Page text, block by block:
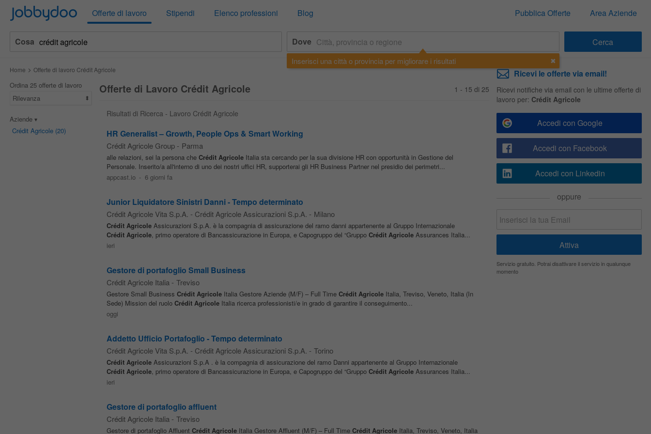
Jobbydoo Offerte di lavoro Stipendi Elenco professioni Blog Pubblica Offerte Area Aziende
Cosa Dove
Inserisci una città o provincia per migliorare i risultati
Home Offerte di lavoro Crédit Agricole
Ordina 25 offerte di lavoro
Rilevanza
Aziende
Crédit Agricole(20)
Offerte di Lavoro Crédit Agricole 1 - 15 di 25
Risultati di Ricerca - Lavoro Crédit Agricole
HR Generalist – Growth, People Ops & Smart Working
Crédit Agricole Group - Parma
alle relazioni, sei la persona che Crédit AgricoleItalia sta cercando per la sua divisione HR con opportunità in Gestione del
Personale. Inserito/a all'interno di uno dei nostri uffici HR, supporterai gli HR Business Partner nel presidio dei perimetri...
appcast.io - 6 giorni fa
Junior Liquidatore Sinistri Danni - Tempo determinato
Crédit Agricole Vita S.p.A. - Crédit Agricole Assicurazioni S.p.A. - Milano
Crédit AgricoleAssicurazioni S.p.A. è la compagnia di assicurazione del ramo danni appartenente al Gruppo Internazionale
Crédit Agricole, primo operatore di Bancassicurazione in Europa, e Capogruppo del “Gruppo Crédit AgricoleAssurances Italia...
ieri
Gestore di portafoglio Small Business
Crédit Agricole Italia - Treviso
Gestore Small Business Crédit AgricoleItalia Gestore Aziende (M/F) – Full Time Crédit AgricoleItalia, Treviso, Veneto, Italia (In
Sede) Mission del ruolo Crédit AgricoleItalia ricerca professionisti/e in grado di garantire il conseguimento...
oggi
Addetto Ufficio Portafoglio - Tempo determinato
Crédit Agricole Vita S.p.A. - Crédit Agricole Assicurazioni S.p.A. - Torino
Crédit AgricoleAssicurazioni S.p.A . è la compagnia di assicurazione del ramo Danni appartenente al Gruppo Internazionale
Crédit Agricole, primo operatore di Bancassicurazione in Europa, e Capogruppo del “Gruppo Crédit AgricoleAssurances Italia...
ieri
Gestore di portafoglio affluent
Crédit Agricole Italia - Treviso
Gestore di portafoglio Affluent Crédit AgricoleItalia Gestore Affluent (M/F) – Full Time Crédit AgricoleItalia, Treviso, Veneto, Italia
Ricevi le offerte via email!
Ricevi notifiche via email con le ultime offerte di
lavoro per: Crédit Agricole
Accedi con Google
Accedi con Facebook
Accedi con Linkedin
oppure
Servizio gratuito. Potrai disattivare il servizio in qualunque
momento